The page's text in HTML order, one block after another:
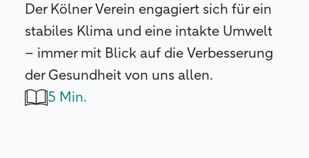
Der Kölner Verein engagiert sich für ein
stabiles Klima und eine intakte Umwelt
– immer mit Blick auf die Verbesserung
der Gesundheit von uns allen.
5 Min.